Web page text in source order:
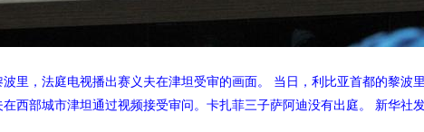
里，法庭电视播出赛义夫在津坦受审的画面。 当日，利比亚首都的黎波
在西部城市津坦通过视频接受审问。卡扎菲三子萨阿迪没有出庭。 新华社发